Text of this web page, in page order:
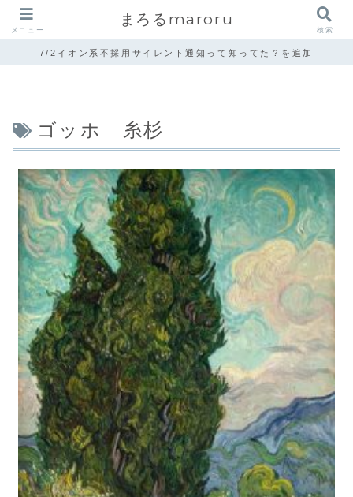
7/2イオン系不採用サイレント通知って知ってた？を追加
ゴッホ 糸杉
メニュー
まろるmaroru
検索